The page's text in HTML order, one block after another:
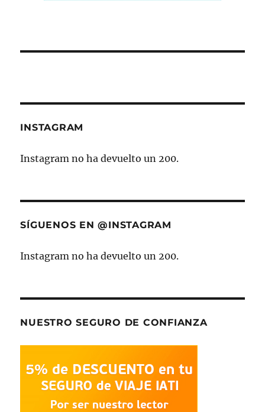
INSTAGRAM
Instagram no ha devuelto un 200.
SÍGUENOS EN @INSTAGRAM
Instagram no ha devuelto un 200.
NUESTRO SEGURO DE CONFIANZA